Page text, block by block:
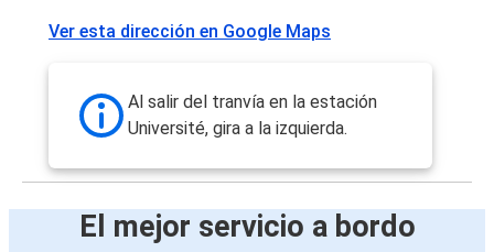
Ver esta dirección en Google Maps
Al salir del tranvía en la estación
Université, gira a la izquierda.
El mejor servicio a bordo